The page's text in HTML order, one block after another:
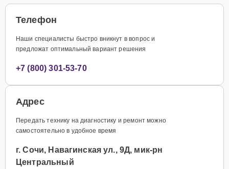
Телефон
Наши специалисты быстро вникнут в вопрос и
предложат оптимальный вариант решения
+7 (800) 301-53-70
Адрес
Передать технику на диагностику и ремонт можно
самостоятельно в удобное время
г. Сочи, Навагинская ул., 9Д, мик-рн
Центральный